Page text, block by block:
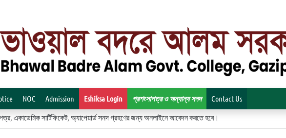
NOC Admission Eshiksa Login প্রশংসাপত্র ও অন্যান্য সনদ Contact Us
একাডেমিক সার্টিফিকেট, অ্যাপেয়ার্ড সনদ গ্রহণের জন্য অনলাইনে আবেদন করতে হবে।